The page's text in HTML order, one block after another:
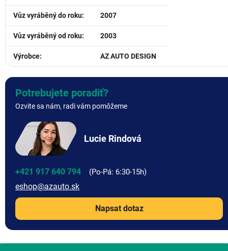
Vůz vyráběný do roku: 2007
Vůz vyráběný od roku: 2003
Výrobce: AZ AUTO DESIGN
Potrebujete poradiť?
Ozvite sa nám, radi vám pomôžeme
Lucie Rindová
+421 917 640 794
eshop@azauto.sk
Napsat dotaz